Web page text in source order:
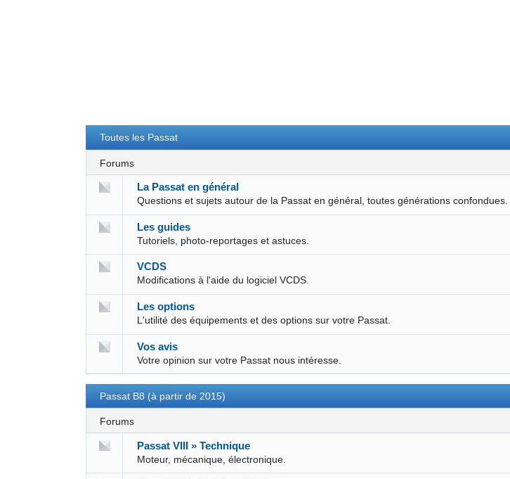
Toutes les Passat
Forums
La Passat en général
Questions et sujets autour de la Passat en général, toutes générations confondues.
Les guides
Tutoriels, photo-reportages et astuces.
VCDS
Modifications à l'aide du logiciel VCDS.
Les options
L'utilité des équipements et des options sur votre Passat.
Vos avis
Votre opinion sur votre Passat nous intéresse.
Passat B8 (à partir de 2015)
Forums
Passat VIII » Technique
Moteur, mécanique, électronique.